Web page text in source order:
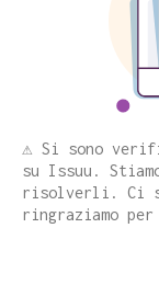
⚠️ Si sono
su Issuu.
risolverli. Ci
ringraziamo